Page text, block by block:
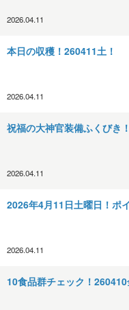
2026.04.11
本日の収穫！260411土！
2026.04.11
祝福の大神官装備ふくびき
2026.04.11
2026年4月11日土曜日！ポ
2026.04.11
10食品群チェック！260410